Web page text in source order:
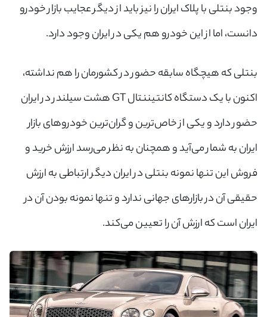
وجود بنتلی با پلاک ایران را نیز باید از دیگر عجایب بازار خودرو
دانست، اما از این خودرو هم یکی در ایران وجود دارد.
بنتلی که هیچگاه سابقه حضور در کشورمان را هم نداشته،
اکنون با یک دستگاه کانتیننتال GT هشت سیلندر در ایران
حضور دارد و یکی از خاص‌ترین و گران‌ترین خودروهای بازار
ایران به شمار می‌آید و همچنان به نظر می‌رسد ارزش خرید و
فروش این تنها نمونه بنتلی در ایران دیگر ارتباطی به ارزش
حقیقی آن در بازارهای جهانی ندارد و تنها نمونه بودن آن در
ایران است که ارزش آن را تعیین می‌کند.